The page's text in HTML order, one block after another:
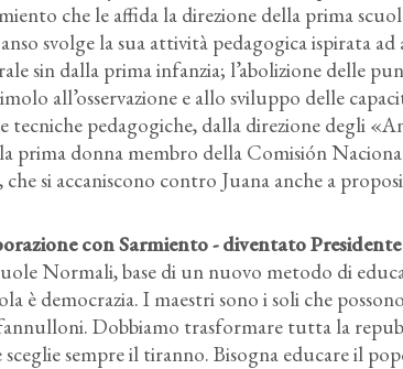
che le affida la direzione della prima
svolge la sua attività pedagogica ispirata
sin dalla prima infanzia; l’abolizione delle
all’osservazione e allo sviluppo delle
tecniche pedagogiche, dalla direzione degli
prima donna membro della Comisión
si accaniscono contro Juana anche a
con Sarmiento - diventato
Normali, base di un nuovo metodo di
è democrazia. I maestri sono i soli che
Dobbiamo trasformare tutta la
sempre il tiranno. Bisogna educare il